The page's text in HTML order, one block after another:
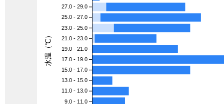
27.0 - 29.0
25.0 - 27.0
23.0 - 25.0
21.0 - 23.0
19.0 - 21.0
17.0 - 19.0
15.0 - 17.0
13.0 - 15.0
11.0 - 13.0
9.0 - 11.0
水温（℃）